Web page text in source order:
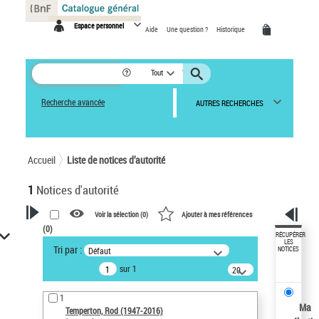
Espace personnel Aide Une question ? Historique
Tout
Recherche avancée AUTRES RECHERCHES
Accueil Liste de notices d’autorité
1 Notices d'autorité
VOTRE RECHERCHE
Recherche avancée dans les
notices d’autorité
Œuvres liées à l'auteur :
Temperton, Rod (1947-2016)
Voir la sélection (0) Ajouter à mes références
(0)
Tri par : Défaut
sur 1
20
résultats/page
1
Temperton, Rod (1947-2016)
RÉCUPÉRER
LES
NOTICES
Ma
Panneau de gestion des cookies